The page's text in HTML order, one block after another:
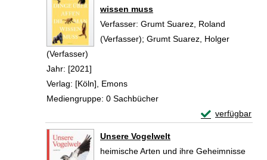
wissen muss
Verfasser: Grumt Suarez, Roland
(Verfasser); Grumt Suarez, Holger
(Verfasser)
Jahr: [2021]
Verlag: [Köln], Emons
Mediengruppe: 0 Sachbücher
verfügbar
Exemplar-
Unsere Vogelwelt
heimische Arten und ihre Geheimnisse